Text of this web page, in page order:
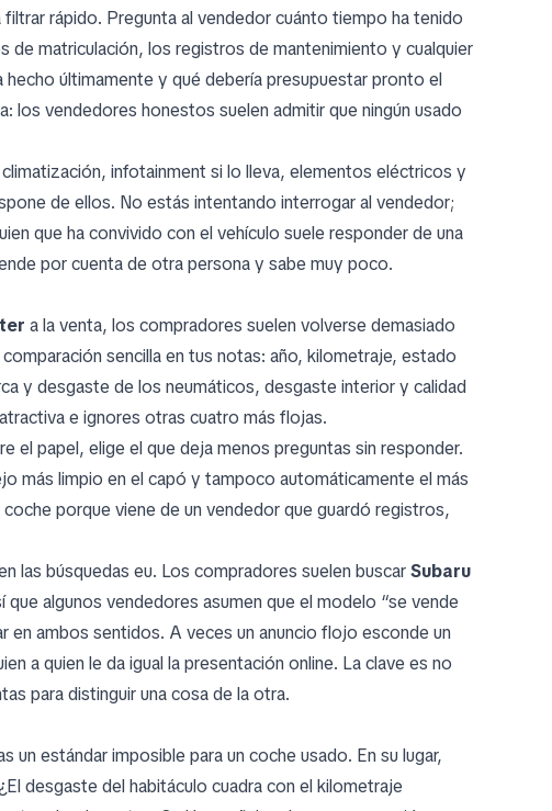
rápido. Pregunta al vendedor cuánto tiempo ha tenido
de matriculación, los registros de mantenimiento y cualquier
últimamente y qué debería presupuestar pronto el
los vendedores honestos suelen admitir que ningún usado
infotainment si lo lleva, elementos eléctricos y
de ellos. No estás intentando interrogar al vendedor;
que ha convivido con el vehículo suele responder de una
por cuenta de otra persona y sabe muy poco.
a la venta, los compradores suelen volverse demasiado
sencilla en tus notas: año, kilometraje, estado
y desgaste de los neumáticos, desgaste interior y calidad
e ignores otras cuatro más flojas.
el papel, elige el que deja menos preguntas sin responder.
más limpio en el capó y tampoco automáticamente el más
porque viene de un vendedor que guardó registros,
las búsquedas eu. Los compradores suelen buscarSubaru
algunos vendedores asumen que el modelo “se vende
ambos sentidos. A veces un anuncio flojo esconde un
a quien le da igual la presentación online. La clave es no
para distinguir una cosa de la otra.
un estándar imposible para un coche usado. En su lugar,
desgaste del habitáculo cuadra con el kilometraje